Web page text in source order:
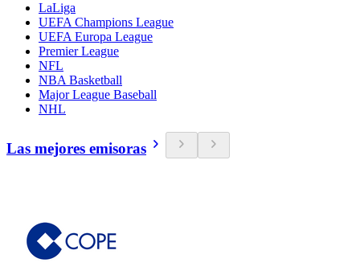
LaLiga
UEFA Champions League
UEFA Europa League
Premier League
NFL
NBA Basketball
Major League Baseball
NHL
Las mejores emisoras